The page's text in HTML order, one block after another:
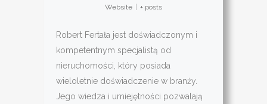
Website + posts
Robert Fertała jest doświadczonym i
kompetentnym specjalistą od
nieruchomości, który posiada
wieloletnie doświadczenie w branży.
Jego wiedza i umiejętności pozwalają